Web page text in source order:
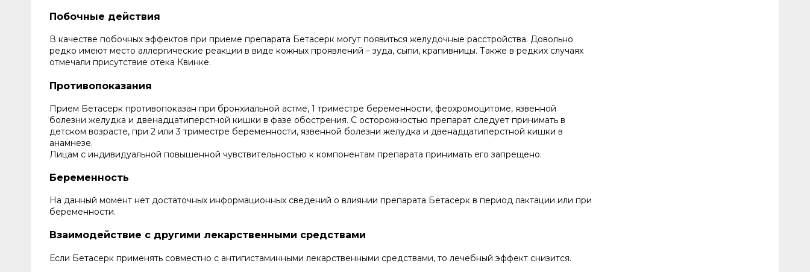
Побочные действия
В качестве побочных эффектов при приеме препарата Бетасерк могут появиться желудочные расстройства. Довольно
редко имеют место аллергические реакции в виде кожных проявлений – зуда, сыпи, крапивницы. Также в редких случаях
отмечали присутствие отека Квинке.
Противопоказания
Прием Бетасерк противопоказан при бронхиальной астме, 1 триместре беременности, феохромоцитоме, язвенной
болезни желудка и двенадцатиперстной кишки в фазе обострения. С осторожностью препарат следует принимать в
детском возрасте, при 2 или 3 триместре беременности, язвенной болезни желудка и двенадцатиперстной кишки в
анамнезе.
Лицам с индивидуальной повышенной чувствительностью к компонентам препарата принимать его запрещено.
Беременность
На данный момент нет достаточных информационных сведений о влиянии препарата Бетасерк в период лактации или при
беременности.
Взаимодействие с другими лекарственными средствами
Если Бетасерк применять совместно с антигистаминными лекарственными средствами, то лечебный эффект снизится.